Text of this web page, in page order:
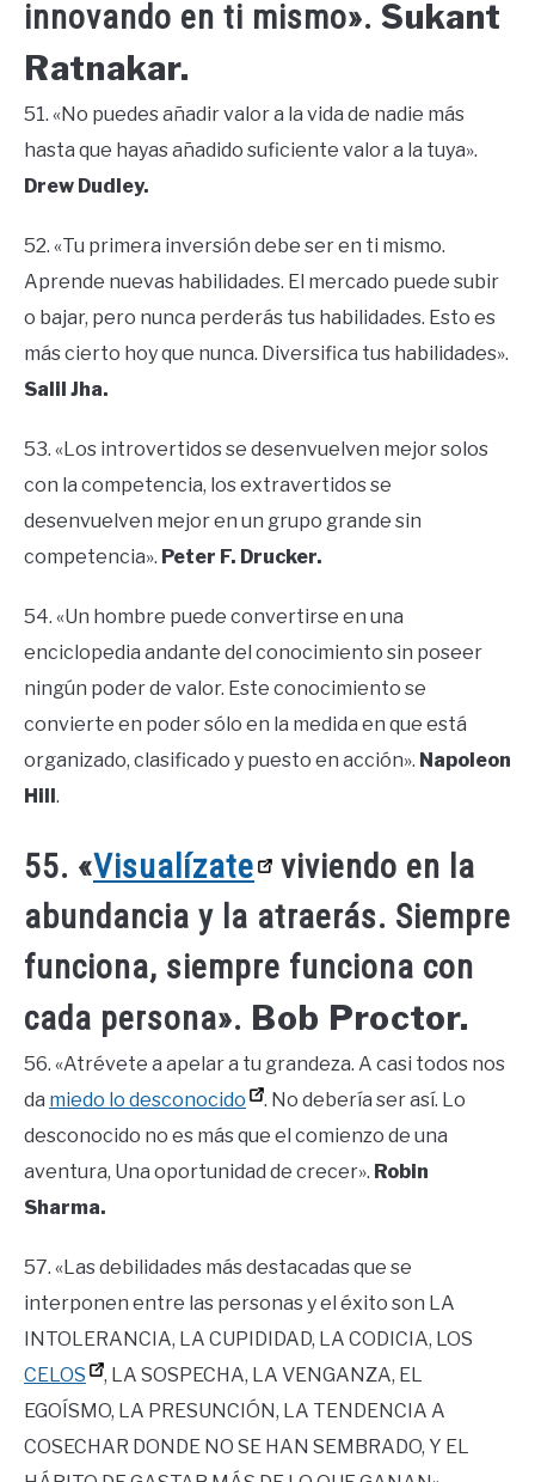
innovando en ti mismo». Sukant
Ratnakar.
51. «No puedes añadir valor a la vida de nadie más
hasta que hayas añadido suficiente valor a la tuya».
Drew Dudley.
52. «Tu primera inversión debe ser en ti mismo.
Aprende nuevas habilidades. El mercado puede subir
o bajar, pero nunca perderás tus habilidades. Esto es
más cierto hoy que nunca. Diversifica tus habilidades».
Salil Jha.
53. «Los introvertidos se desenvuelven mejor solos
con la competencia, los extravertidos se
desenvuelven mejor en un grupo grande sin
competencia». Peter F. Drucker.
54. «Un hombre puede convertirse en una
enciclopedia andante del conocimiento sin poseer
ningún poder de valor. Este conocimiento se
convierte en poder sólo en la medida en que está
organizado, clasificado y puesto en acción». Napoleon
Hill.
55. «Visualízate
viviendo en la
abundancia y la atraerás. Siempre
funciona, siempre funciona con
cada persona». Bob Proctor.
56. «Atrévete a apelar a tu grandeza. A casi todos nos
da miedo lo desconocido
. No debería ser así. Lo
desconocido no es más que el comienzo de una
aventura, Una oportunidad de crecer». Robin
Sharma.
57. «Las debilidades más destacadas que se
interponen entre las personas y el éxito son LA
INTOLERANCIA, LA CUPIDIDAD, LA CODICIA, LOS
CELOS
, LA SOSPECHA, LA VENGANZA, EL
EGOÍSMO, LA PRESUNCIÓN, LA TENDENCIA A
COSECHAR DONDE NO SE HAN SEMBRADO, Y EL